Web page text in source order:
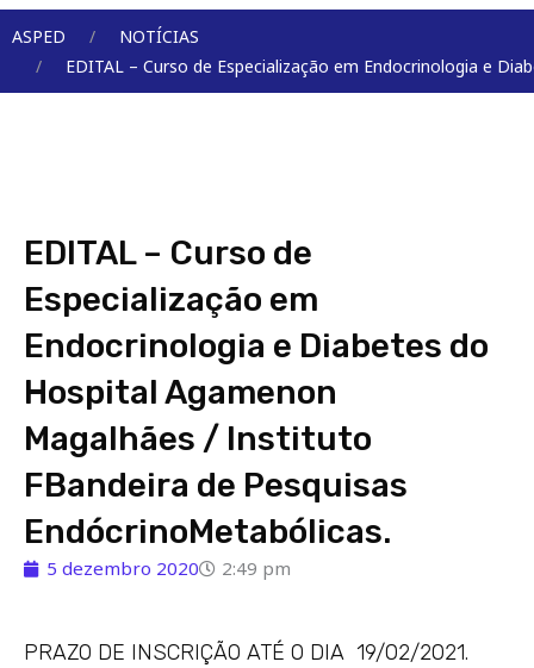
Menu
ASPED
NOTÍCIAS
EDITAL – Curso de Especialização em Endocrinologia e
EDITAL – Curso de
Especialização em
Endocrinologia e Diabetes do
Hospital Agamenon
Magalhães / Instituto
FBandeira de Pesquisas
EndócrinoMetabólicas.
5 dezembro 2020 2:49 pm
PRAZO DE INSCRIÇÃO ATÉ O DIA 19/02/2021.